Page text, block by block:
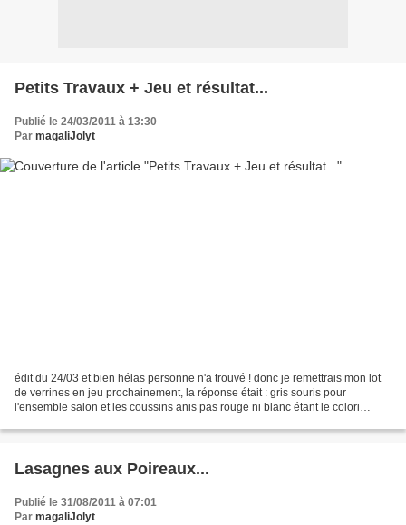
Petits Travaux + Jeu et résultat...
Publié le 24/03/2011 à 13:30
Par magaliJolyt
édit du 24/03 et bien hélas personne n'a trouvé ! donc je remettrais mon lot
de verrines en jeu prochainement, la réponse était : gris souris pour
l'ensemble salon et les coussins anis pas rouge ni blanc étant le colori
Lasagnes aux Poireaux...
Publié le 31/08/2011 à 07:01
Par magaliJolyt